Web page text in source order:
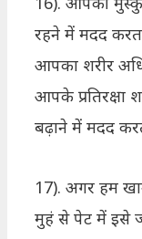
रहने में मदद
आपका शरीर
आपके प्रतिरक्षा
बढ़ाने में मदद
17). अगर हम
मुहं से पेट में इसे